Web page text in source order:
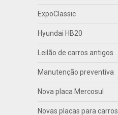
ExpoClassic
Hyundai HB20
Leilão de carros antigos
Manutenção preventiva
Nova placa Mercosul
Novas placas para carros